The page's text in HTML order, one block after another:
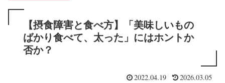
【摂食障害と食べ方】「美味しいもの
ばかり食べて、太った」にはホントか
否か？
2022.04.19 2026.03.05